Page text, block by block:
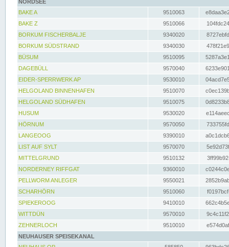
NORDSEE
BAKE A
9510063
BAKE Z
9510066
BORKUM FISCHERBALJE
9340020
BORKUM SÜDSTRAND
9340030
BÜSUM
9510095
DAGEBÜLL
9570040
EIDER-SPERRWERK AP
9530010
HELGOLAND BINNENHAFEN
9510070
HELGOLAND SÜDHAFEN
9510075
HUSUM
9530020
HÖRNUM
9570050
LANGEOOG
9390010
LIST AUF SYLT
9570070
MITTELGRUND
9510132
NORDERNEY RIFFGAT
9360010
PELLWORM ANLEGER
9550021
SCHARHÖRN
9510060
SPIEKEROOG
9410010
WITTDÜN
9570010
ZEHNERLOCH
9510010
NEUHAUSER SPEISEKANAL